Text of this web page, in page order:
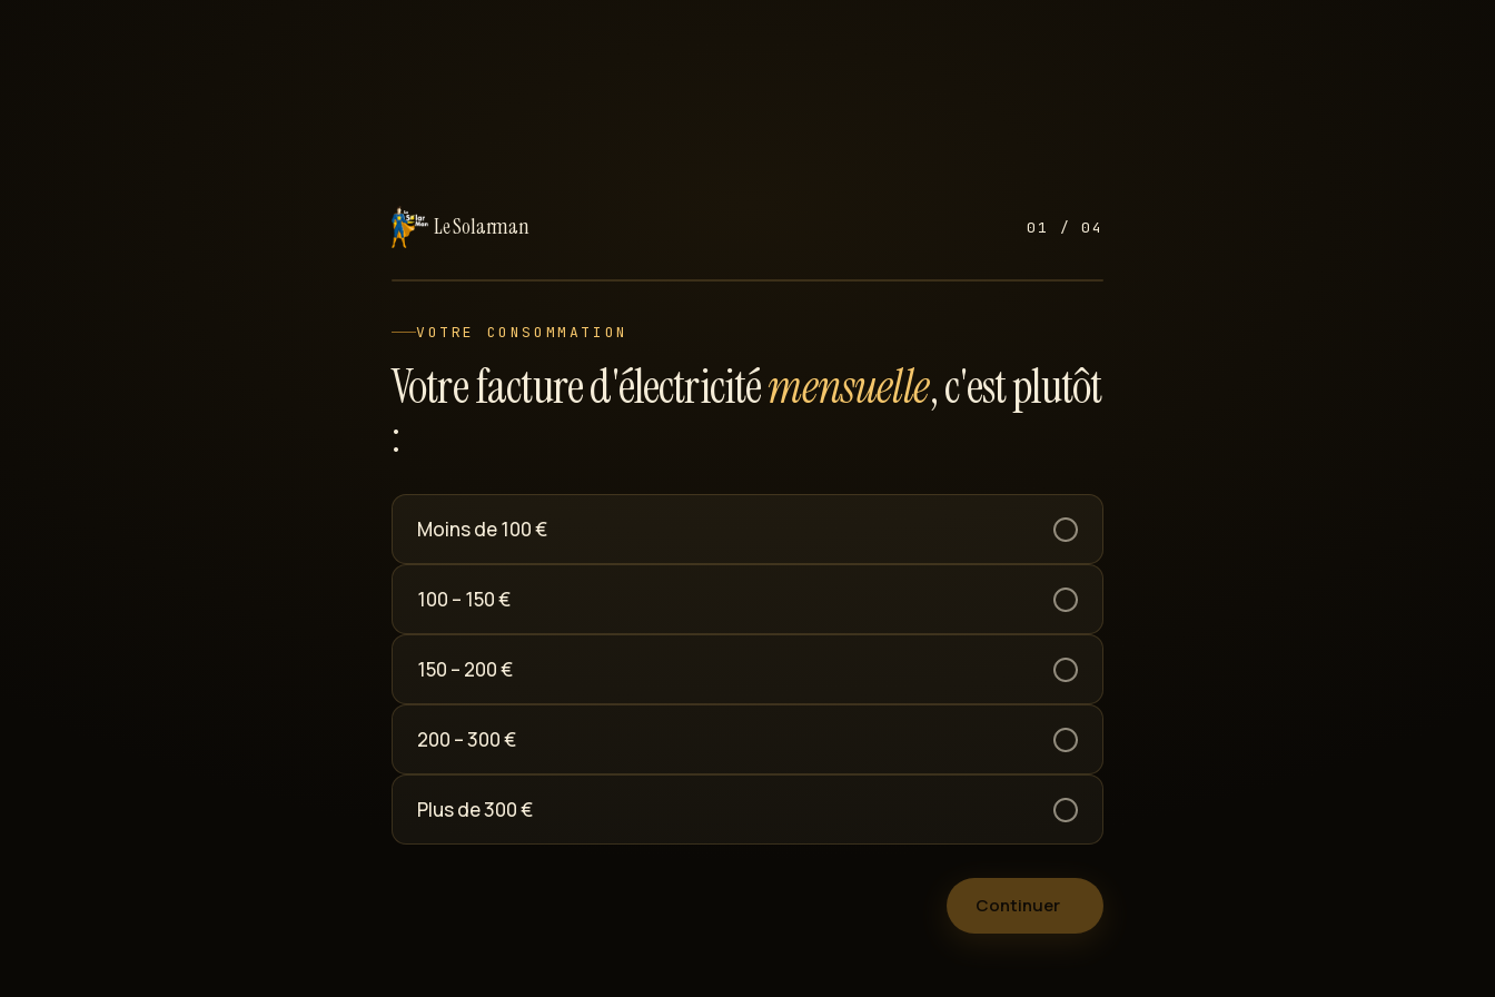
Le Solarman 01 / 04
VOTRE CONSOMMATION
Votre facture d'électricitémensuelle, c'est plutôt
:
Moins de 100 €
100 – 150 €
150 – 200 €
200 – 300 €
Plus de 300 €
Continuer